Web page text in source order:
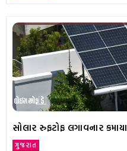
સોલાર રુફટોફ લગાવનાર
ગુજરાત